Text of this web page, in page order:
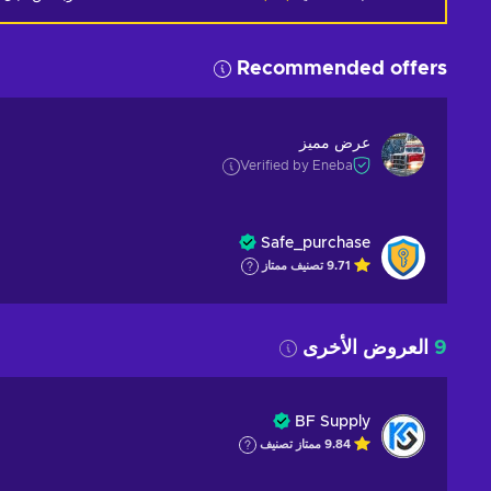
Recommended offers
عرض مميز
Verified by Eneba
Safe_purchase
9.71 تصنيف ممتاز
9 العروض الأخرى
BF Supply
9.84 ممتاز تصنيف